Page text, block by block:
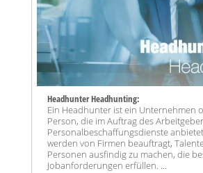
Headhunter Headhunting:
Ein Headhunter ist ein Unternehmen
Person, die im Auftrag des
Personalbeschaffungsdienste
werden von Firmen beauftragt,
Personen ausfindig zu machen, die
Jobanforderungen erfüllen. ...